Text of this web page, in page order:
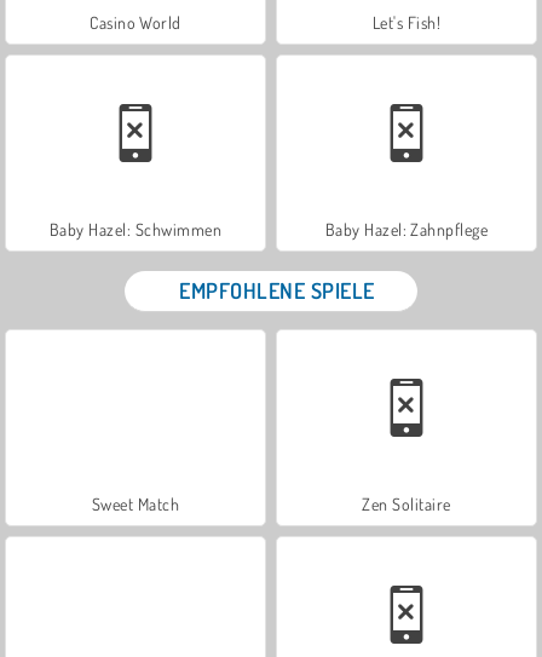
Casino World Let's Fish!
Baby Hazel: Schwimmen Baby Hazel: Zahnpflege
EMPFOHLENE SPIELE
Sweet Match Zen Solitaire